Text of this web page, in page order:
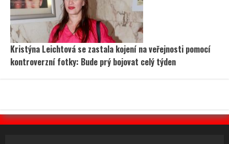
Kristýna Leichtová se zastala kojení na veřejnosti pomocí
kontroverzní fotky: Bude prý bojovat celý týden